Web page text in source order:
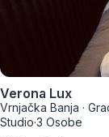
Verona Lux
Vrnjačka Banja ·
Studio·3 Osobe